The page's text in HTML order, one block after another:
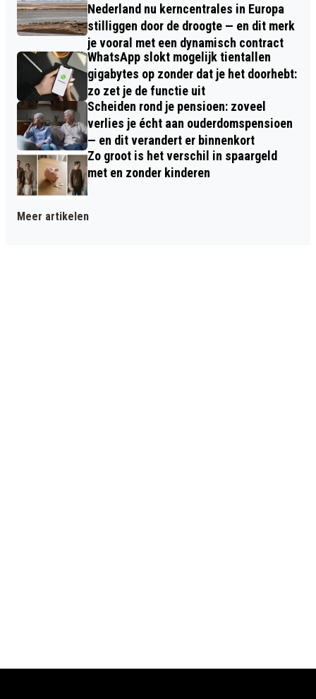
Nederland nu kerncentrales in Europa
stilliggen door de droogte — en dit merk
je vooral met een dynamisch contract
WhatsApp slokt mogelijk tientallen
gigabytes op zonder dat je het doorhebt:
zo zet je de functie uit
Scheiden rond je pensioen: zoveel
verlies je écht aan ouderdomspensioen
— en dit verandert er binnenkort
Zo groot is het verschil in spaargeld
met en zonder kinderen
Meer artikelen